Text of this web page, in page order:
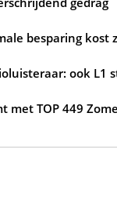
besparing kost
ook
met TOP 449